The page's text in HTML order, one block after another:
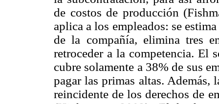
de costos de producción
aplica a los empleados: se
de la compañía, elimina tres
retroceder a la competencia. El
cubre solamente a 38% de sus
pagar las primas altas.
reincidente de los derechos de